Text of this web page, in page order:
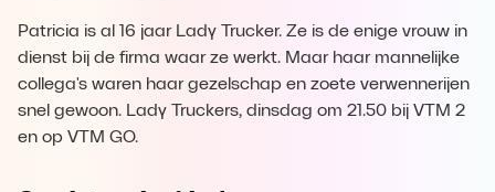
Patricia is al 16 jaar Lady Trucker. Ze is de enige vrouw in
dienst bij de firma waar ze werkt. Maar haar mannelijke
collega's waren haar gezelschap en zoete verwennerijen
snel gewoon. Lady Truckers, dinsdag om 21.50 bij VTM 2
en op VTM GO.